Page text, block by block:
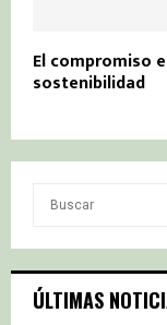
El compromiso
sostenibilidad
c
h
ÚLTIMAS